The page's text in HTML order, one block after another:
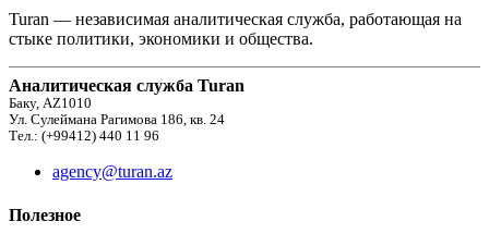
Turan — независимая аналитическая служба, работающая на
стыке политики, экономики и общества.
Аналитическая служба Turan
Баку, AZ1010
Ул. Сулеймана Рагимова 186, кв. 24
Тел.: (+99412) 440 11 96
agency@turan.az
Полезное